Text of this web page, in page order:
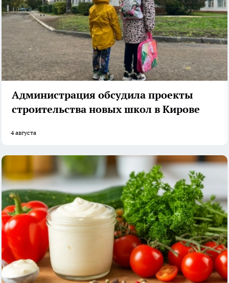
Администрация обсудила проекты
строительства новых школ в Кирове
4 августа